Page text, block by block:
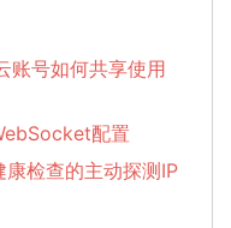
账号如何共享使用
配置
康检查的主动探测IP